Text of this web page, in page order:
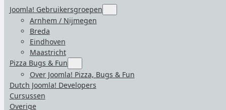
Joomla! Gebruikersgroepen
for
Arnhem / Nijmegen
Breda
Eindhoven
Maastricht
Pizza Bugs & Fun
for
“Pizza
Bugs
Over Joomla! Pizza, Bugs & Fun
Dutch Joomla! Developers
Cursussen
Overige